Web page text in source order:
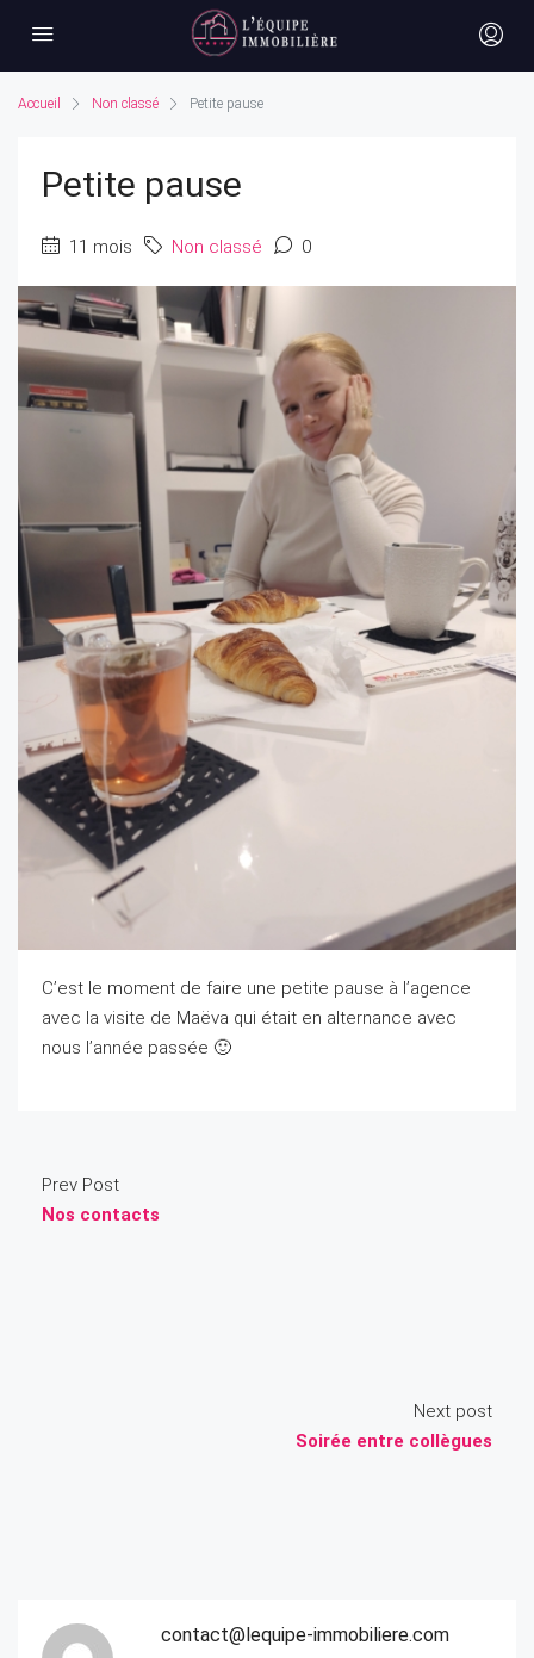
Accueil Non classé Petite pause
Petite pause
11 mois Non classé 0
C’est le moment de faire une petite pause à l’agence
avec la visite de Maëva qui était en alternance avec
nous l’année passée 🙂
Prev Post
Nos contacts
Next post
Soirée entre collègues
contact@lequipe-immobiliere.com